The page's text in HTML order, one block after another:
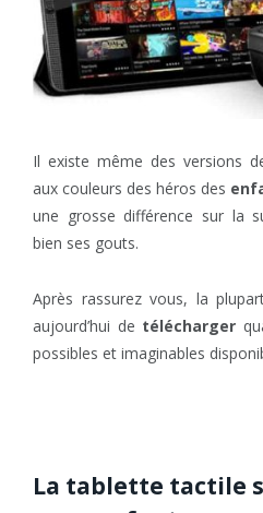
Il existe même des versions
aux couleurs des héros des
une grosse différence sur la
bien ses gouts.
Après rassurez vous, la
aujourd’hui de télécharger
possibles et imaginables
La tablette tactile